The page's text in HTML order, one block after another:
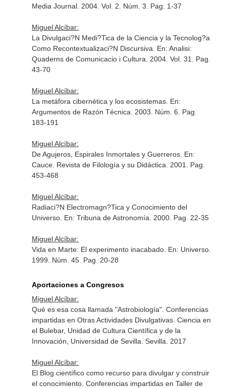
Media Journal. 2004. Vol. 2. Núm. 3. Pag. 1-37
Miguel Alcíbar:
La Divulgaci?N Medi?Tica de la Ciencia y la Tecnolog?a
Como Recontextualizaci?N Discursiva. En: Analisi:
Quaderns de Comunicacio i Cultura . 2004. Vol. 31. Pag.
43-70
Miguel Alcíbar:
La metáfora cibernética y los ecosistemas. En:
Argumentos de Razón Técnica . 2003. Núm. 6. Pag.
183-191
Miguel Alcíbar:
De Agujeros, Espirales Inmortales y Guerreros. En:
Cauce. Revista de Filología y su Didáctica . 2001. Pag.
453-468
Miguel Alcíbar:
Radiaci?N Electromagn?Tica y Conocimiento del
Universo. En: Tribuna de Astronomía . 2000. Pag. 22-35
Miguel Alcíbar:
Vida en Marte: El experimento inacabado. En: Universo.
1999. Núm. 45. Pag. 20-28
Aportaciones a Congresos
Miguel Alcíbar:
Qué es esa cosa llamada "Astrobiología". Conferencias
impartidas en Otras Actividades Divulgativas. Ciencia en
el Bulebar, Unidad de Cultura Científica y de la
Innovación, Universidad de Sevilla. Sevilla. 2017
Miguel Alcíbar:
El Blog científico como recurso para divulgar y construir
el conocimiento. Conferencias impartidas en Taller de